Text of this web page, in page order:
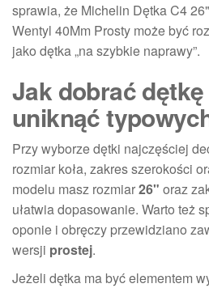
sprawia, że Michelin Dętka C4
Wentyl 40Mm Prosty może być
jako dętka „na szybkie naprawy”.
Jak dobrać
uniknąć
Przy wyborze dętki najczęściej
rozmiar koła, zakres szerokości
modelu masz rozmiar26" oraz
ułatwia dopasowanie. Warto też
oponie i obręczy przewidziano
wersji prostej.
Jeżeli dętka ma być elementem